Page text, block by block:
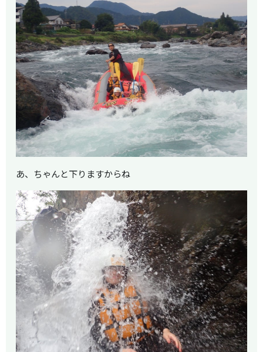
あ、ちゃんと下りますからね